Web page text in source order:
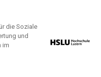
die Soziale
und
im